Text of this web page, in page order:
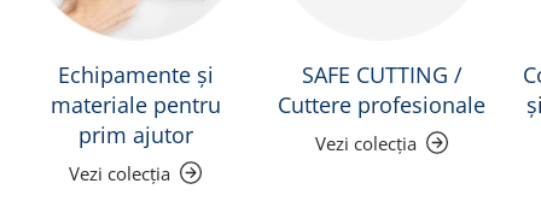
Echipamente și
materiale pentru
prim ajutor
Vezi colecția
SAFE CUTTING /
Cuttere profesionale
Vezi colecția